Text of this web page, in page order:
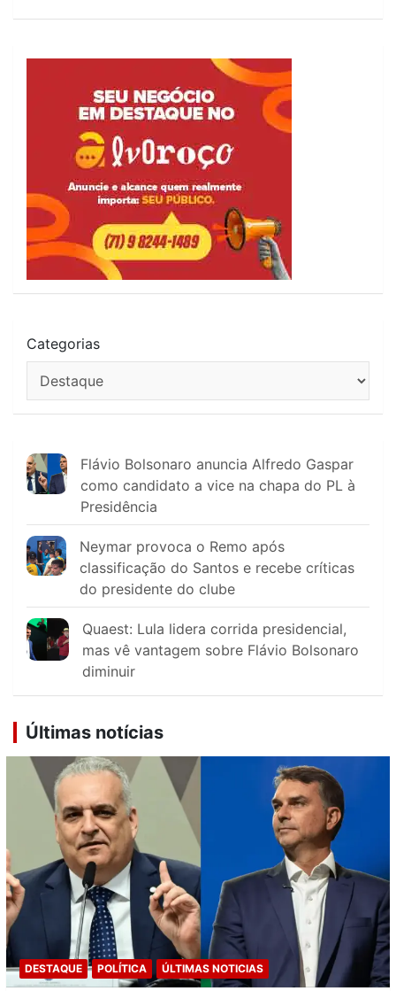
Categorias
Flávio Bolsonaro anuncia Alfredo Gaspar
como candidato a vice na chapa do PL à
Presidência
Neymar provoca o Remo após
classificação do Santos e recebe críticas
do presidente do clube
Quaest: Lula lidera corrida presidencial,
mas vê vantagem sobre Flávio Bolsonaro
diminuir
Últimas notícias
DESTAQUE POLÍTICA ÚLTIMAS NOTICIAS